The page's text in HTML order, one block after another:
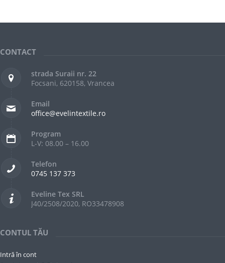
CONTACT
strada Suraii nr. 22
Focsani, 620158, Vrancea
Email
office@evelintextile.ro
Program
L-V: 08.00 – 16.00
Telefon
0745 137 373
Eveline Tex SRL
J40/2508/2020, RO33478908
CONTUL TĂU
Intră în cont